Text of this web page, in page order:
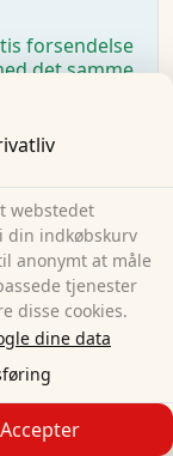
forsendelse
det samme
webstedet
din indkøbskurv
anonymt at måle
tjenester
disse cookies.
dine data
Accepter